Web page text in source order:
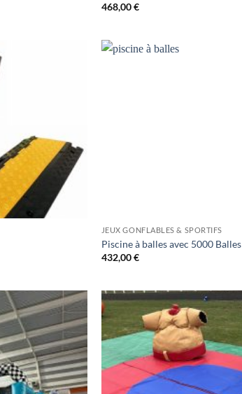
468,00€
JEUX GONFLABLES & SPORTIFS
Piscine à balles avec 5000 Balles
432,00€